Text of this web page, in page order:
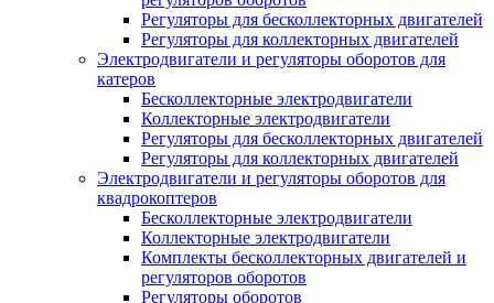
Регуляторы для бесколлекторных двигателей
Регуляторы для коллекторных двигателей
Электродвигатели и регуляторы оборотов для
катеров
Бесколлекторные электродвигатели
Коллекторные электродвигатели
Регуляторы для бесколлекторных двигателей
Регуляторы для коллекторных двигателей
Электродвигатели и регуляторы оборотов для
квадрокоптеров
Бесколлекторные электродвигатели
Коллекторные электродвигатели
Комплекты бесколлекторных двигателей и
регуляторов оборотов
Регуляторы оборотов